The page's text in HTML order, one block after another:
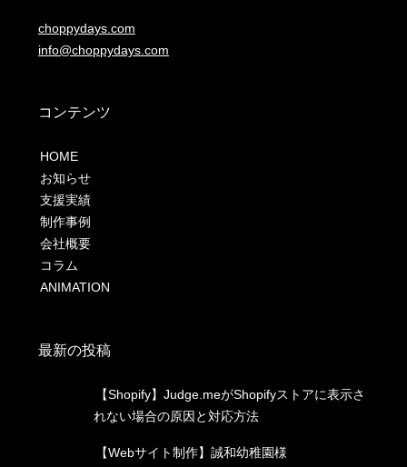
choppydays.com
info@choppydays.com
コンテンツ
HOME
お知らせ
支援実績
制作事例
会社概要
コラム
ANIMATION
最新の投稿
【Shopify】Judge.meがShopifyストアに表示さ
れない場合の原因と対応方法
【Webサイト制作】誠和幼稚園様